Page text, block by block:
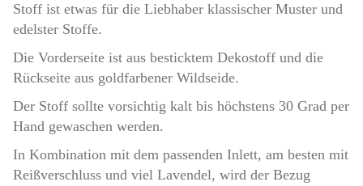
Stoff ist etwas für die Liebhaber klassischer Muster und
edelster Stoffe.
Die Vorderseite ist aus besticktem Dekostoff und die
Rückseite aus goldfarbener Wildseide.
Der Stoff sollte vorsichtig kalt bis höchstens 30 Grad per
Hand gewaschen werden.
In Kombination mit dem passenden Inlett, am besten mit
Reißverschluss und viel Lavendel, wird der Bezug